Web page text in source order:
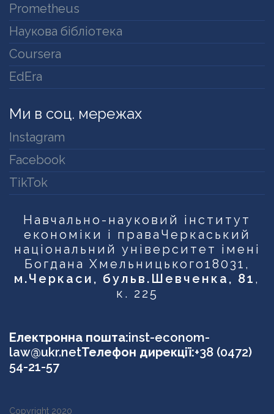
Prometheus
Наукова бібліотека
Coursera
EdEra
Ми в соц. мережах
Instagram
Facebook
TikTok
Навчально-науковий інститут
економіки і права Черкаський
національний університет імені
Богдана Хмельницького18031,
м.Черкаси, бульв.Шевченка, 81 ,
к. 225
Електронна пошта:inst-econom-
law@ukr.netТелефон дирекції:+38 (0472)
54-21-57
Copyright 2020